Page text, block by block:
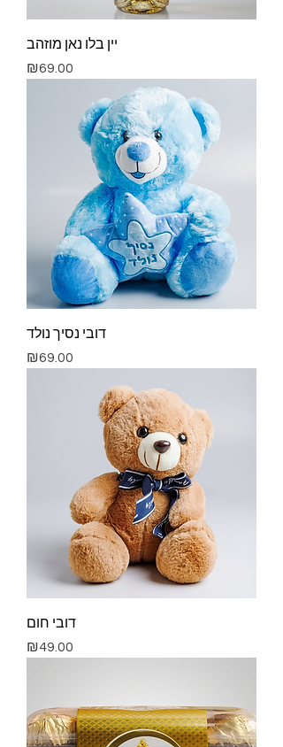
יין בלו נאן מוזהב
Price
₪69.00
דובי נסיך נולד
Price
₪69.00
דובי חום
Price
₪49.00